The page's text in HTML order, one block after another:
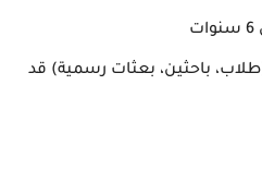
باحثين، بعثات رسمية) قد